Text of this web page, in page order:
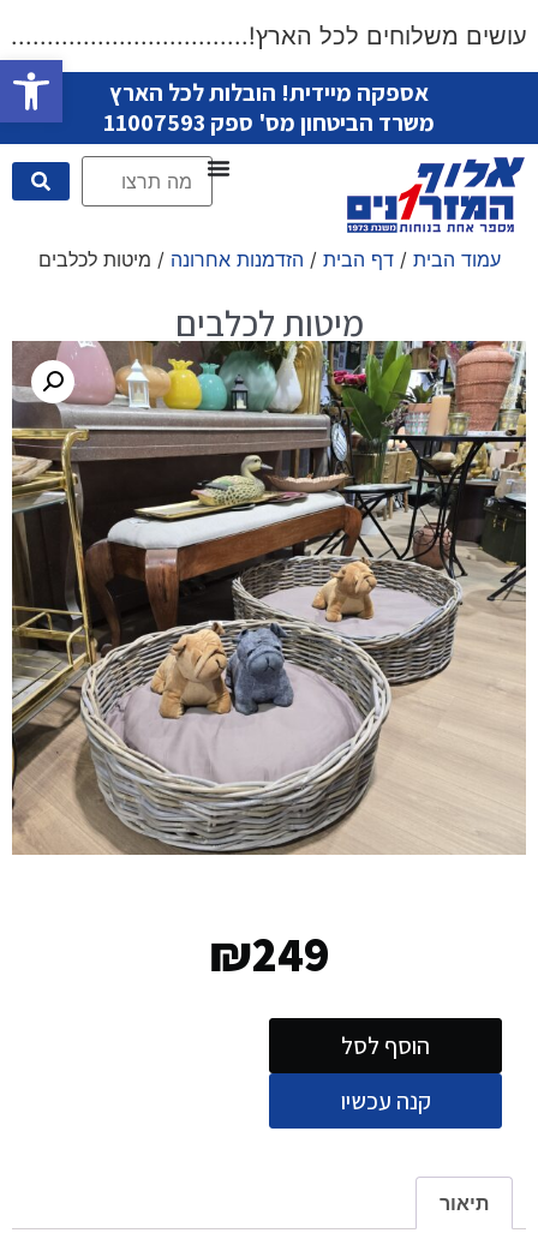
פתח
עושים משלוחים לכל
אספקה מיידית! הובלות לכל הארץ
משרד הביטחון מס' ספק 11007593
עמוד הבית /דף הבית / הזדמנות אחרונה / מיטות לכלבים
₪249
הוסף לסל
קנה עכשיו
מיטות לכלבים
תיאור